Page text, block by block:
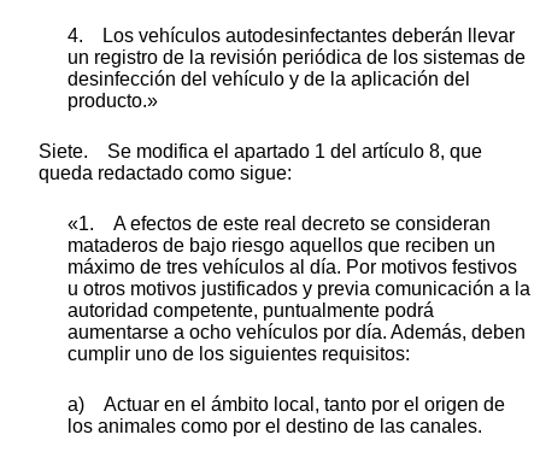
4. Los vehículos autodesinfectantes deberán llevar
un registro de la revisión periódica de los sistemas de
desinfección del vehículo y de la aplicación del
producto.»
Siete. Se modifica el apartado 1 del artículo 8, que
queda redactado como sigue:
«1. A efectos de este real decreto se consideran
mataderos de bajo riesgo aquellos que reciben un
máximo de tres vehículos al día. Por motivos festivos
u otros motivos justificados y previa comunicación a la
autoridad competente, puntualmente podrá
aumentarse a ocho vehículos por día. Además, deben
cumplir uno de los siguientes requisitos:
a) Actuar en el ámbito local, tanto por el origen de
los animales como por el destino de las canales.